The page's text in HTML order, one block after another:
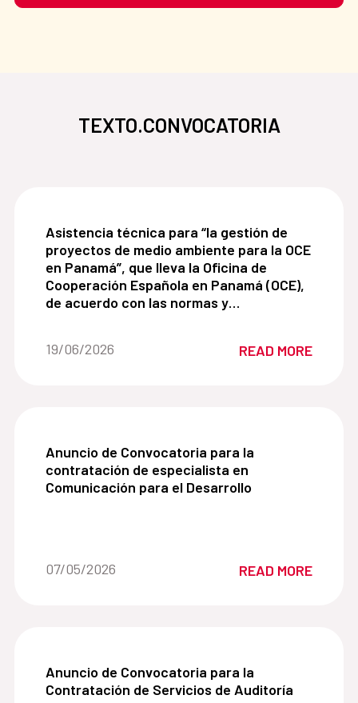
TEXTO.CONVOCATORIA
Asistencia técnica para “la gestión de proyectos
Asistencia técnica para “la gestión de
proyectos de medio ambiente para la OCE
en Panamá”, que lleva la Oficina de
Cooperación Española en Panamá (OCE),
de acuerdo con las normas y
Desarrollo (AECID).
Date of the news::
19/06/2026 READ MORE
Anuncio de Convocatoria para la contratación
Anuncio de Convocatoria para la
contratación de especialista en
Comunicación para el Desarrollo
Date of the news::
07/05/2026 READ MORE
Anuncio de Convocatoria para la Contratación
Anuncio de Convocatoria para la
Contratación de Servicios de Auditoría